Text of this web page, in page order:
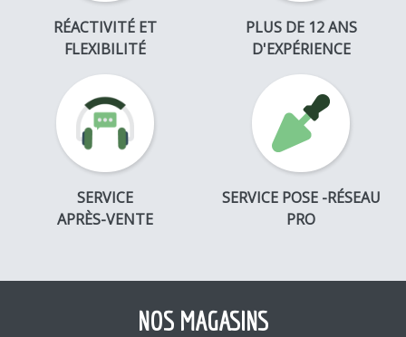
RÉACTIVITÉ ET
FLEXIBILITÉ
PLUS DE 12 ANS
D'EXPÉRIENCE
SERVICE
APRÈS-VENTE
SERVICE POSE -RÉSEAU
PRO
NOS MAGASINS